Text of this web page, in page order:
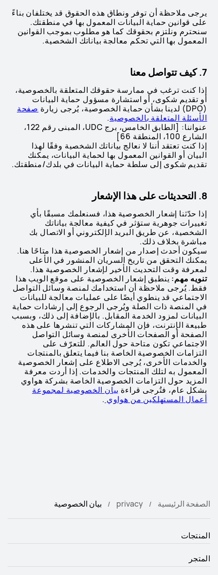
يرجى ملاحظة أن توفر ونطاق هذه الحقوق قد يختلفان بناءً
على قوانين حماية البيانات المعمول بها في منطقتك.
سنحترم ونلتزم بحقوقك كما هو مطلوب بموجب القوانين
المعمول بها التي تحكم معالجة بياناتك الشخصية.
7. كيف تتواصل معنا
إذا كنت ترغب في ممارسة حقوقك المتعلقة بالخصوصية،
أو تقديم شكوى، أو استشارة مسؤول حماية البيانات
(DPO) لدينا بشأن حماية الخصوصية، يُرجى زيارة
صفحة
الأسئلة المتعلقة بالخصوصية.
عنواننا: [الطابق الخامس، برج UDC، المبنى رقم 122،
الشارع 100، المنطقة 66]
إذا كنت تعتقد أننا لا نعالج بياناتك الشخصية وفقًا لهذا
البيان أو القوانين المعمول بها لحماية البيانات، يمكنك
تقديم شكوى إلى سلطة حماية البيانات في بلدك/منطقتك.
8. التحديثات على هذا الإشعار
إذا حدّثنا إشعار الخصوصية هذا، فسنعلمك مسبقًا بأي
تغييرات جوهرية ستؤثر في كيفية معالجة بياناتك
الشخصية، عن طريق البريد الإلكتروني أو الاتصال بك
مباشرة بخلاف ذلك.
سيكون أحدث إصدار من إشعار الخصوصية هذا متاحًا هنا.
يمكنك التحقق من تاريخ السريان المنشور في الأعلى
لمعرفة وقت التحديث الأخير لإشعار الخصوصية هذا.
تنويه مهم: ينطبق إشعار الخصوصية على موقع الويب هذا
فقط. يُرجى ملاحظة أن استخدامك لمنصة وسائل التواصل
الاجتماعي قد ينطوي أيضًا على عمليات معالجة للبيانات
في المنصة ذات الصلة ويُرجى الرجوع إلى إرشادات حماية
البيانات لمزود الخدمة المقابل. بالإضافة إلى ذلك، وبسبب
طبيعة الإنترنت، فإن المشاركات التي تنشرها على هذه
الصفحة أو الصفحات الأخرى لمنصة وسائل التواصل
الاجتماعي تكون متاحة حول العالم. للتعرّف على
التزامات الخصوصية الخاصة بنا فيما يتعلق بالمنتجات
والخدمات الأخرى، يُرجى الاطلاع على إشعار الخصوصية
المعمول به لتلك المنتجات والخدمات. إذا أردت معرفة
المزيد حول التزامات الخصوصية الخاصة بشركة هواوي
بشكل عام، فتُرجى قراءة بيان الخصوصية لمجموعة
أعمال المستهلكين من هواوي .
الصفحة الرئيسية privacy بيان الخصوصية
المنتجات
المتجر